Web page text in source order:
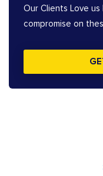
Our Clients Love
compromise on